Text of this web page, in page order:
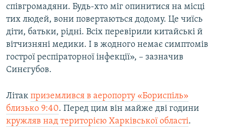
співгромадяни. Будь-хто міг опинитися на місці
тих людей, вони повертаються додому. Це чиїсь
діти, батьки, рідні. Всіх перевірили китайські й
вітчизняні медики. І в жодного немає симптомів
гострої респіраторної інфекції», – зазначив
Синєгубов.
Літак приземлився в аеропорту «Бориспіль»
близько 9:40. Перед цим він майже дві години
кружляв над територією Харківської області.​